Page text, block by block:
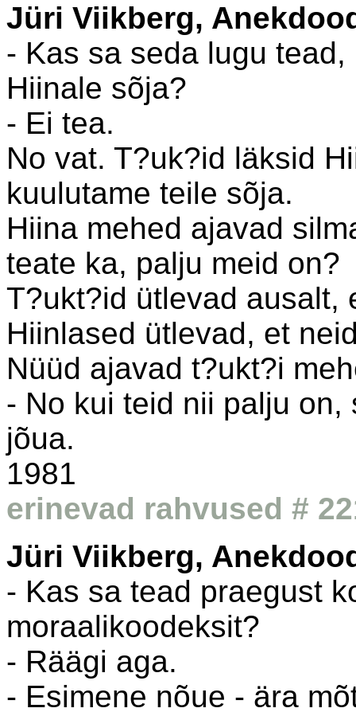
Jüri Viikberg,
- Kas sa seda lugu
Hiinale sõja?
- Ei tea.
No vat. T?uk?id läksid
kuulutame teile sõja.
Hiina mehed ajavad
teate ka, palju meid on?
T?ukt?id ütlevad ausalt,
Hiinlased ütlevad, et
Nüüd ajavad t?ukt?i
- No kui teid nii palju
jõua.
1981
erinevad rahvused #
Jüri Viikberg,
- Kas sa tead praegust
moraalikoodeksit?
- Räägi aga.
- Esimene nõue - ära